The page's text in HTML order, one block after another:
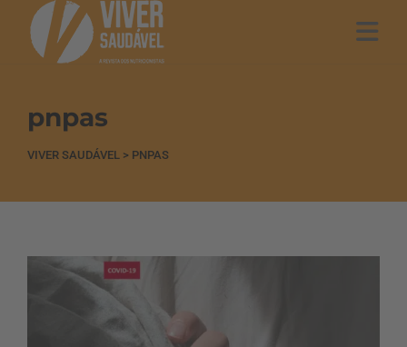
pnpas
VIVER SAUDÁVEL > PNPAS